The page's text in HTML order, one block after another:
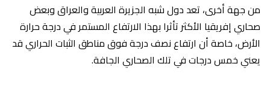
من جهة أخرى، تعد دول شبه الجزيرة العربية والعراق وبعض
صحاري إفريقيا الأكثر تأثرا بهذا الارتفاع المستمر في درجة حرارة
الأرض، خاصة أن ارتفاع نصف درجة فوق مناطق الثبات الحراري قد
يعني خمس درجات في تلك الصحاري الجافة.